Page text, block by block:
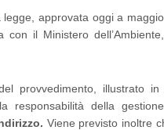
legge, approvata oggi a
con il Ministero
provvedimento, illustrato in
responsabilità della
Viene previsto inoltre